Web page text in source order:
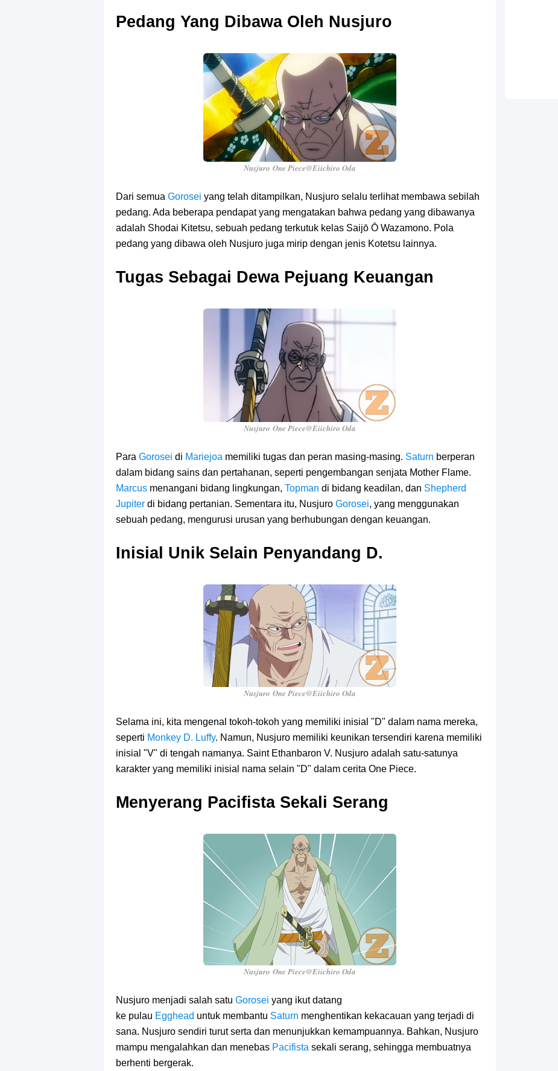
Pedang Yang Dibawa Oleh Nusjuro
Nusjuro One Piece@Eiichiro Oda
Dari semua Gorosei yang telah ditampilkan, Nusjuro selalu terlihat membawa sebilah
pedang. Ada beberapa pendapat yang mengatakan bahwa pedang yang dibawanya
adalah Shodai Kitetsu, sebuah pedang terkutuk kelas Saijō Ō Wazamono. Pola
pedang yang dibawa oleh Nusjuro juga mirip dengan jenis Kotetsu lainnya.
Tugas Sebagai Dewa Pejuang Keuangan
Nusjuro One Piece@Eiichiro Oda
Para Gorosei di Mariejoa memiliki tugas dan peran masing-masing. Saturn berperan
dalam bidang sains dan pertahanan, seperti pengembangan senjata Mother Flame.
Marcus menangani bidang lingkungan, Topman di bidang keadilan, dan Shepherd
Jupiter di bidang pertanian. Sementara itu, Nusjuro Gorosei, yang menggunakan
sebuah pedang, mengurusi urusan yang berhubungan dengan keuangan.
Inisial Unik Selain Penyandang D.
Nusjuro One Piece@Eiichiro Oda
Selama ini, kita mengenal tokoh-tokoh yang memiliki inisial "D" dalam nama mereka,
seperti Monkey D. Luffy. Namun, Nusjuro memiliki keunikan tersendiri karena memiliki
inisial "V" di tengah namanya. Saint Ethanbaron V. Nusjuro adalah satu-satunya
karakter yang memiliki inisial nama selain "D" dalam cerita One Piece.
Menyerang Pacifista Sekali Serang
Nusjuro One Piece@Eiichiro Oda
Nusjuro menjadi salah satu Gorosei yang ikut datang
ke pulau Egghead untuk membantu Saturn menghentikan kekacauan yang terjadi di
sana. Nusjuro sendiri turut serta dan menunjukkan kemampuannya. Bahkan, Nusjuro
mampu mengalahkan dan menebas Pacifista sekali serang, sehingga membuatnya
berhenti bergerak.